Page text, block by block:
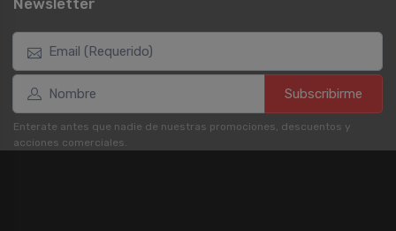
Subscribirme
Enterate antes que nadie de nuestras promociones, descuentos y
acciones comerciales.